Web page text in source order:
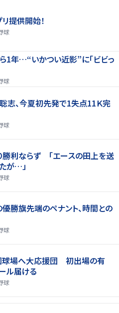
提供開始！
球
1年…“いかつい近影”に「ビビっ
球
志、今夏初先発で1失点11Ｋ完
球
勝利ならず 「エースの田上を送
が…」
球
勝旗先端のペナント、時間との
球
球場へ大応援団 初出場の有
ル届ける
球